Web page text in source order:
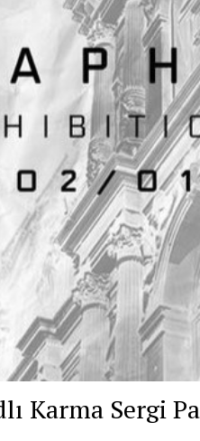
Karma Sergi